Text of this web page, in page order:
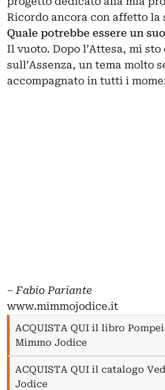
Ricordo ancora con affetto la
Quale potrebbe essere un
Il vuoto. Dopo l’Attesa, mi
sull’Assenza, un tema molto
accompagnato in tutti i
‒Fabio Pariante
www.mimmojodice.it
ACQUISTA QUI il libro
Mimmo Jodice
ACQUISTA QUI il catalogo
Jodice